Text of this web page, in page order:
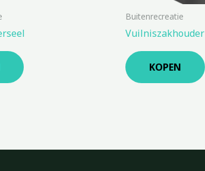
Buitenrecreatie
Vuilniszakhouder
KOPEN